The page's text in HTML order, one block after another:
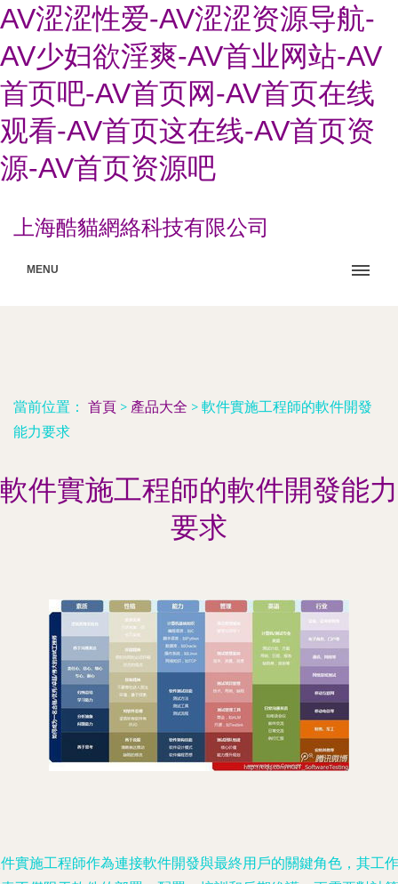
AV涩涩性爱-AV涩涩资源导航-
AV少妇欲淫爽-AV首业网站-AV
首页吧-AV首页网-AV首页在线
观看-AV首页这在线-AV首页资
源-AV首页资源吧
上海酷貓網絡科技有限公司
MENU
當前位置： 首頁 > 產品大全 > 軟件實施工程師的軟件開發
能力要求
軟件實施工程師的軟件開發能力
要求
實施工程師作為連接軟件開發與最終用戶的關鍵角色，其工作